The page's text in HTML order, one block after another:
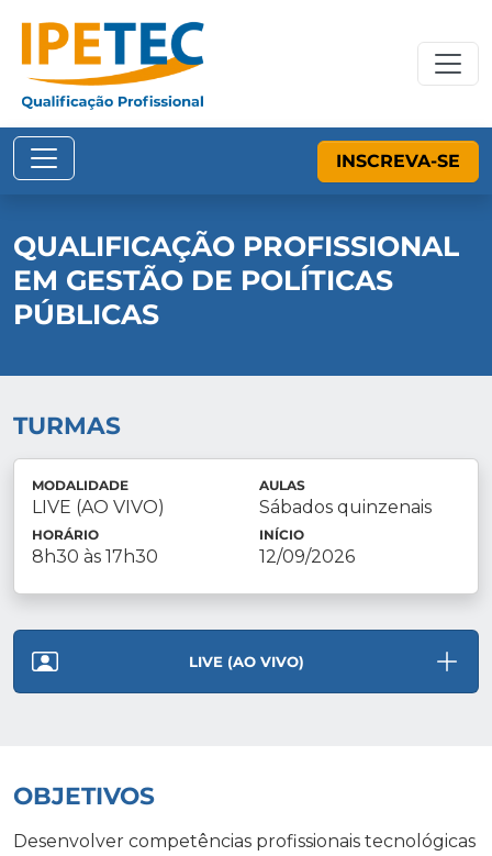
INSCREVA-SE
QUALIFICAÇÃO PROFISSIONAL
EM GESTÃO DE POLÍTICAS
PÚBLICAS
TURMAS
MODALIDADE
LIVE (AO VIVO)
AULAS
Sábados quinzenais
HORÁRIO
8h30 às 17h30
INÍCIO
12/09/2026
LIVE (AO VIVO)
OBJETIVOS
Desenvolver competências profissionais tecnológicas